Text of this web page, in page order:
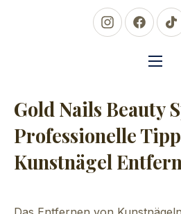
New Window
New
Gold Nails Beauty
Professionelle
Kunstnägel